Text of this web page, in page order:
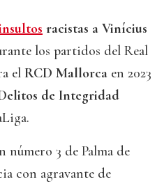
racistas a Vinícius
los partidos del Real
el RCD Mallorca en 2023
de Integridad
número 3 de Palma de
con agravante de